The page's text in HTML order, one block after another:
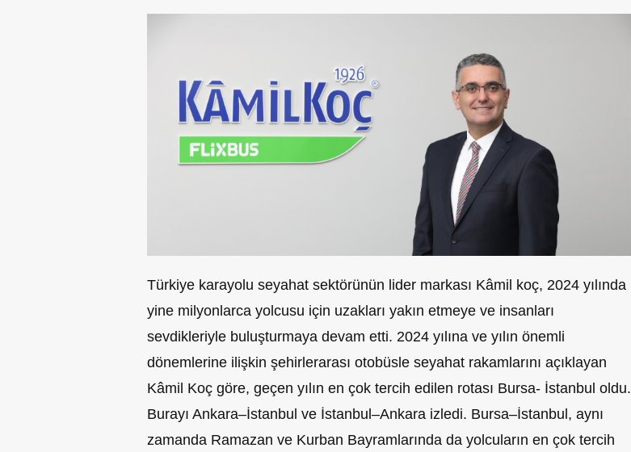
Türkiye karayolu seyahat sektörünün lider markası Kâmil koç, 2024 yılında
yine milyonlarca yolcusu için uzakları yakın etmeye ve insanları
sevdikleriyle buluşturmaya devam etti. 2024 yılına ve yılın önemli
dönemlerine ilişkin şehirlerarası otobüsle seyahat rakamlarını açıklayan
Kâmil Koç göre, geçen yılın en çok tercih edilen rotası Bursa- İstanbul oldu.
Burayı Ankara–İstanbul ve İstanbul–Ankara izledi. Bursa–İstanbul, aynı
zamanda Ramazan ve Kurban Bayramlarında da yolcuların en çok tercih